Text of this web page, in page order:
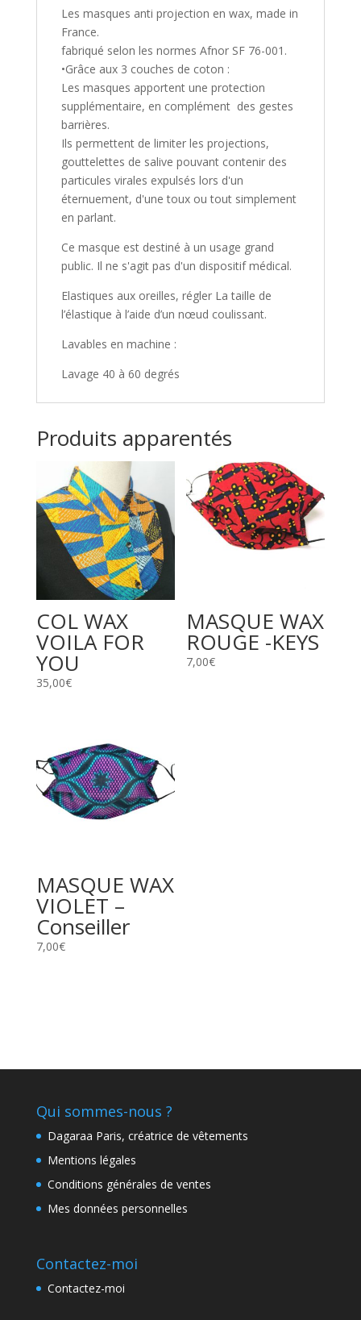
Les masques anti projection en wax, made in
France.
fabriqué selon les normes Afnor SF 76-001.
•Grâce aux 3 couches de coton :
Les masques apportent une protection
supplémentaire, en complément des gestes
barrières.
Ils permettent de limiter les projections,
gouttelettes de salive pouvant contenir des
particules virales expulsés lors d'un
éternuement, d'une toux ou tout simplement
en parlant.
Ce masque est destiné à un usage grand
public. Il ne s'agit pas d'un dispositif médical.
Elastiques aux oreilles, régler La taille de
l’élastique à l’aide d’un nœud coulissant.
Lavables en machine :
Lavage 40 à 60 degrés
Produits apparentés
COL WAX
VOILA FOR
YOU
35,00€
MASQUE WAX
ROUGE -KEYS
7,00€
MASQUE WAX
VIOLET –
Conseiller
7,00€
Qui sommes-nous ?
Dagaraa Paris, créatrice de vêtements
Mentions légales
Conditions générales de ventes
Mes données personnelles
Contactez-moi
Contactez-moi